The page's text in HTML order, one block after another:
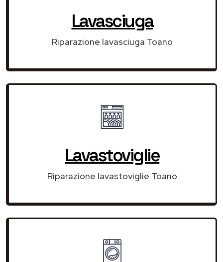
Lavasciuga
Riparazione lavasciuga Toano
Lavastoviglie
Riparazione lavastoviglie Toano